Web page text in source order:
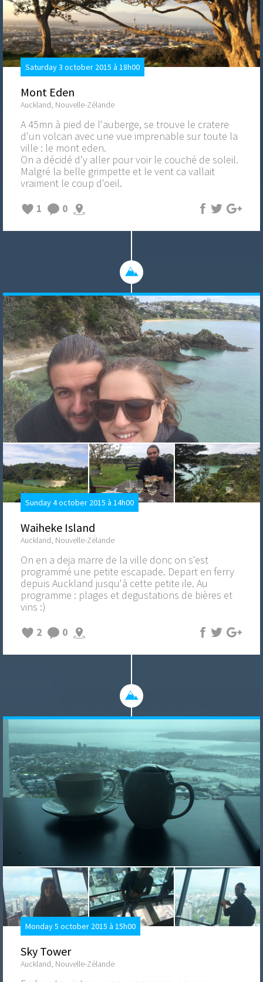
Saturday 3 october 2015 à 18h00
Mont Eden
Auckland, Nouvelle-Zélande
A 45mn à pied de l'auberge, se trouve le cratere
d'un volcan avec une vue imprenable sur toute la
ville : le mont eden.
On a décidé d'y aller pour voir le couché de soleil.
Malgré la belle grimpette et le vent ca vallait
vraiment le coup d'oeil.
1
0
Sunday 4 october 2015 à 14h00
Waiheke Island
Auckland, Nouvelle-Zélande
On en a deja marre de la ville donc on s'est
programmé une petite escapade. Depart en ferry
depuis Auckland jusqu'à cette petite ile. Au
programme : plages et degustations de bières et
vins :)
2
0
Monday 5 october 2015 à 15h00
Sky Tower
Auckland, Nouvelle-Zélande